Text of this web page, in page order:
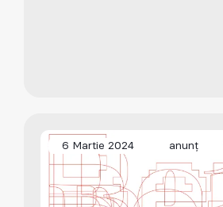
6 Martie 2024 anunț